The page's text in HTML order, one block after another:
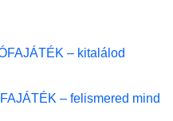
– kitalálod
– felismered mind